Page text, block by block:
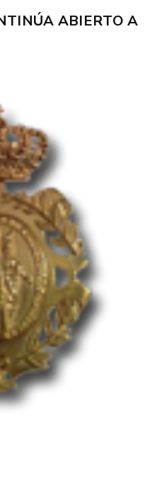
ABIERTO A